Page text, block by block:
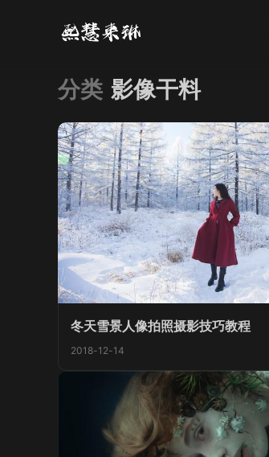
分类 影像干料
冬天雪景人像拍照摄影技巧教程
2018-12-14